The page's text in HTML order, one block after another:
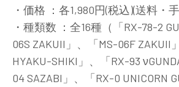
・価格 ：各1,980円(税込)(送料・
・種類数 ：全16種（「RX-78-2
06S ZAKUII」、「MS-06F ZAKUII
HYAKU-SHIKI」、「RX-93
04 SAZABI」、「RX-0 UNICORN